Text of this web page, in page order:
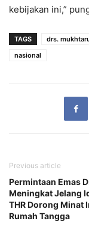
kebijakan ini,”
TAGS drs.
nasional
Previous article
Permintaan Emas
Meningkat Jelang
THR Dorong Minat
Rumah Tangga